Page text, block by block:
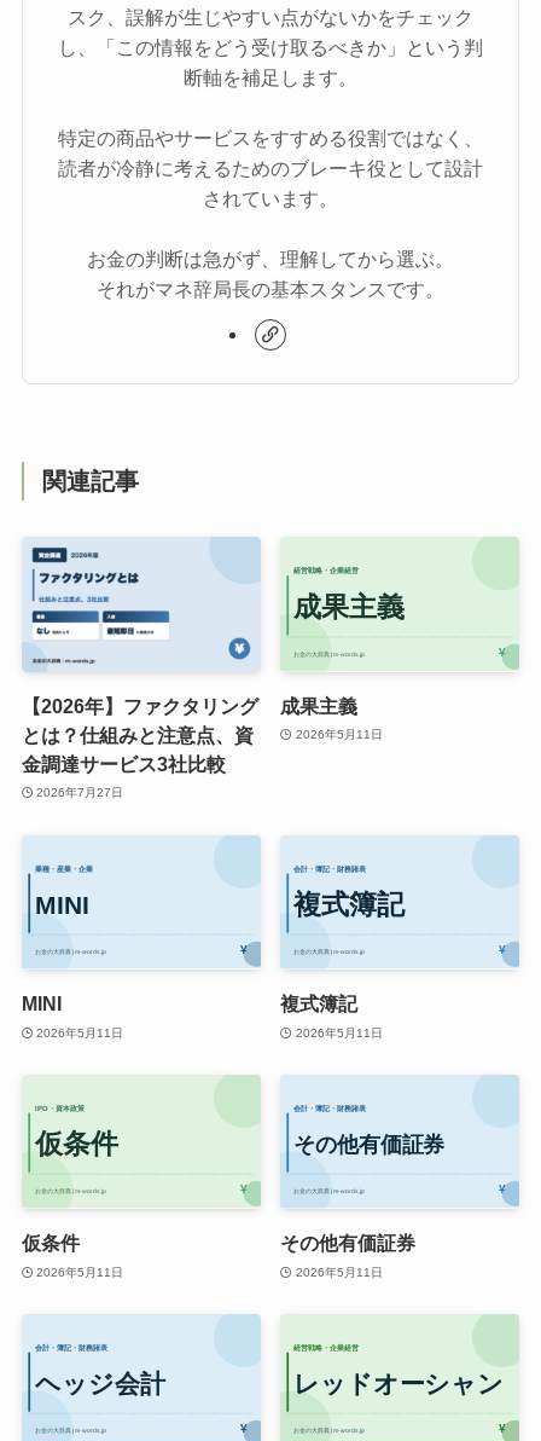
スク、誤解が生じやすい点がないかをチェック
し、「この情報をどう受け取るべきか」という判
断軸を補足します。
特定の商品やサービスをすすめる役割ではなく、
読者が冷静に考えるためのブレーキ役として設計
されています。
お金の判断は急がず、理解してから選ぶ。
それがマネ辞局長の基本スタンスです。
関連記事
【2026年】ファクタリング
とは？仕組みと注意点、資
金調達サービス3社比較
2026年7月27日
成果主義
2026年5月11日
MINI
2026年5月11日
複式簿記
2026年5月11日
仮条件
2026年5月11日
その他有価証券
2026年5月11日